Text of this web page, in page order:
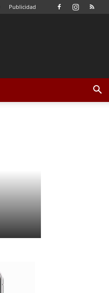
Publicidad